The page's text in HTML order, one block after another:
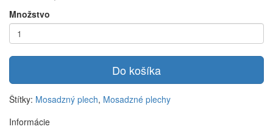
Množstvo
Do košíka
Štítky: Mosadzný plech, Mosadzné plechy
Informácie